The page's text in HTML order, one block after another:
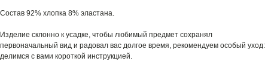
Состав 92% хлопка 8% эластана.
Изделие склонно к усадке, чтобы любимый предмет сохранял
первоначальный вид и радовал вас долгое время, рекомендуем особый уход:
делимся с вами короткой инструкцией.